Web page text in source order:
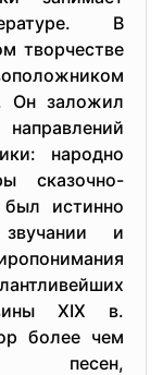
В
творчестве
Он заложил
народно
сказочно-
истинно
и
XIX в.
более чем